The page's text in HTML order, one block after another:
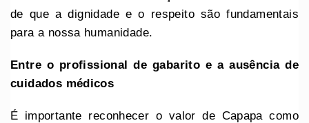
de que a dignidade e o respeito são fundamentais
para a nossa humanidade.
Entre o profissional de gabarito e a ausência de
cuidados médicos
É importante reconhecer o valor de Capapa como